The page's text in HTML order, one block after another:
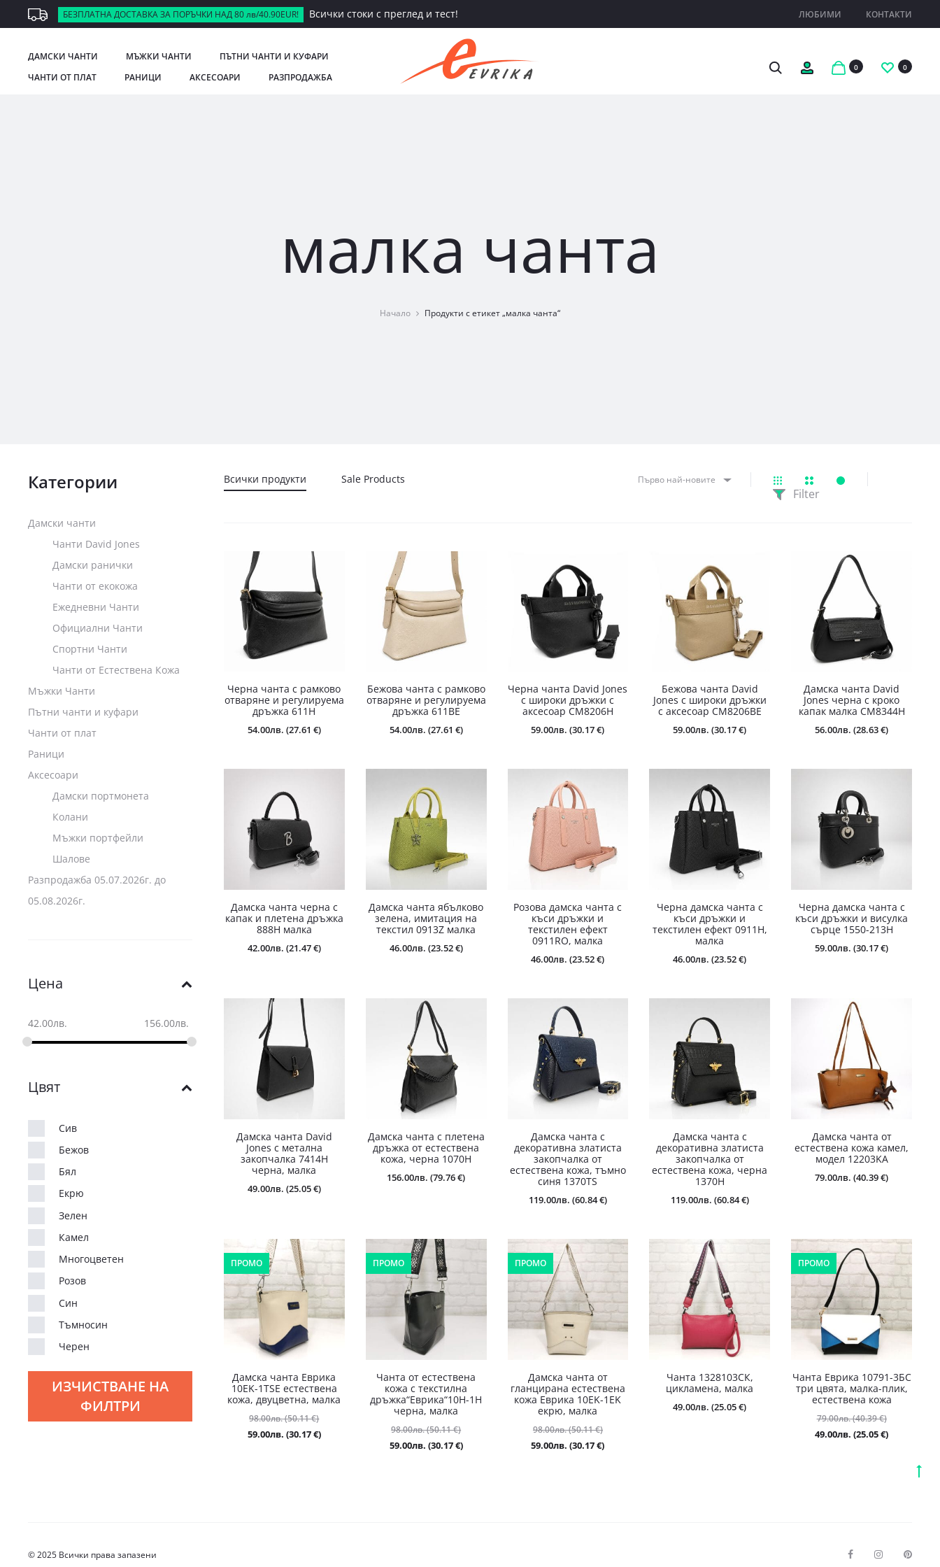
БЕЗПЛАТНА ДОСТАВКА ЗА ПОРЪЧКИ НАД 80 лв/40.90EUR! Всички стоки с преглед и тест! ЛЮБИМИ КОНТАКТИ
ДАМСКИ ЧАНТИ МЪЖКИ ЧАНТИ
ПЪТНИ ЧАНТИ И КУФАРИ
ЧАНТИ ОТ ПЛАТ
РАНИЦИ АКСЕСОАРИ РАЗПРОДАЖБА
Search Профил 0 0
малка чанта
Начало Продукти с етикет „малка чанта“
Всички продукти Sale Products Първо най-новите
Filter
Черна чанта с рамково
отваряне и регулируема
дръжка 611H
54.00лв. (27.61 €)
Бежова чанта с рамково
отваряне и регулируема
дръжка 611BE
54.00лв. (27.61 €)
Черна чанта David Jones
с широки дръжки с
аксесоар CM8206H
59.00лв. (30.17 €)
Бежова чанта David
Jones с широки дръжки
с аксесоар CM8206BE
59.00лв. (30.17 €)
Дамска чанта David
Jones черна с кроко
капак малка CM8344H
56.00лв. (28.63 €)
Дамска чанта черна с
капак и плетена дръжка
888H малка
42.00лв. (21.47 €)
Дамска чанта ябълково
зелена, имитация на
текстил 0913Z малка
46.00лв. (23.52 €)
Розова дамска чанта с
къси дръжки и
текстилен ефект
0911RO, малка
46.00лв. (23.52 €)
Черна дамска чанта с
къси дръжки и
текстилен ефект 0911H,
малка
46.00лв. (23.52 €)
Черна дамска чанта с
къси дръжки и висулка
сърце 1550-213H
59.00лв. (30.17 €)
Дамска чанта David
Jones с метална
закопчалка 7414H
черна, малка
49.00лв. (25.05 €)
Дамска чанта с плетена
дръжка от естествена
кожа, черна 1070H
156.00лв. (79.76 €)
Дамска чанта с
декоративна златиста
закопчалка от
естествена кожа, тъмно
синя 1370TS
119.00лв. (60.84 €)
Дамска чанта с
декоративна златиста
закопчалка от
естествена кожа, черна
1370H
119.00лв. (60.84 €)
Дамска чанта от
естествена кожа камел,
модел 12203KA
79.00лв. (40.39 €)
ПРОМО
Дамска чанта Еврика
10EK-1TSE естествена
кожа, двуцветна, малка
98.00лв.(50.11 €)Original
price
59.00лв. (30.17 €)Текущата
ПРОМО
Чанта от естествена
кожа с текстилна
дръжка“Еврика“10H-1H
черна, малка
98.00лв.(50.11 €)Original
price
59.00лв. (30.17 €)Текущата
ПРОМО
Дамска чанта от
гланцирана естествена
кожа Еврика 10EK-1EK
екрю, малка
98.00лв.(50.11 €)Original
price
59.00лв. (30.17 €)Текущата
Чанта 1328103СК,
цикламена, малка
49.00лв. (25.05 €)
ПРОМО
Чанта Еврика 10791-3БС
три цвята, малка-плик,
естествена кожа
79.00лв.(40.39 €)Original
price
79.00лв.
49.00лв. (25.05 €)Текущата
49.00лв.
Категории
Дамски чанти
Чанти David Jones
Дамски ранички
Чанти от екокожа
Ежедневни Чанти
Официални Чанти
Спортни Чанти
Чанти от Естествена Кожа
Мъжки Чанти
Пътни чанти и куфари
Чанти от плат
Раници
Аксесоари
Дамски портмонета
Колани
Мъжки портфейли
Шалове
Разпродажба 05.07.2026г. до
05.08.2026г.
Цена
42.00лв. 156.00лв.
Цвят
Сив
Бежов
Бял
Екрю
Зелен
Камел
Многоцветен
Розов
Син
Тъмносин
Черен
ИЗЧИСТВАНЕ НА
ФИЛТРИ
© 2025 Всички права запазени